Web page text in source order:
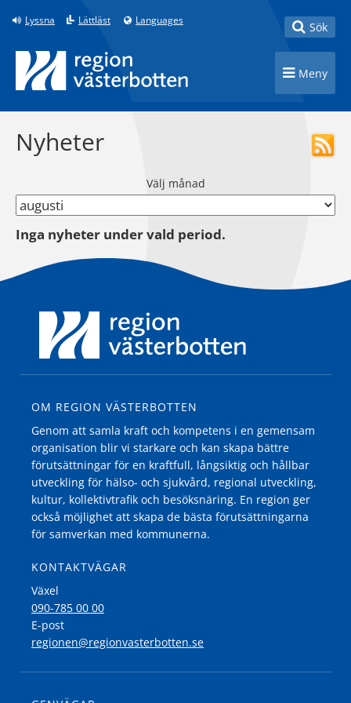
Till innehåll på sidan
Lyssna Lättläst Languages Toggle
Sök
Toggle
Meny
Nyheter
Välj månad
Inga nyheter under vald period.
OM REGION VÄSTERBOTTEN
Genom att samla kraft och kompetens i en gemensam
organisation blir vi starkare och kan skapa bättre
förutsättningar för en kraftfull, långsiktig och hållbar
utveckling för hälso- och sjukvård, regional utveckling,
kultur, kollektivtrafik och besöksnäring. En region ger
också möjlighet att skapa de bästa förutsättningarna
för samverkan med kommunerna.
KONTAKTVÄGAR
Växel
090-785 00 00
E-post
regionen@regionvasterbotten.se